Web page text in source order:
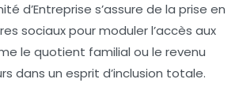
d’Entreprise s’assure de la prise en
sociaux pour moduler l’accès aux
le quotient familial ou le revenu
dans un esprit d’inclusion totale.